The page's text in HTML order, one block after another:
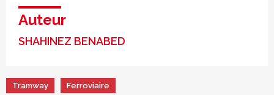
Auteur
SHAHINEZ BENABED
Tramway Ferroviaire